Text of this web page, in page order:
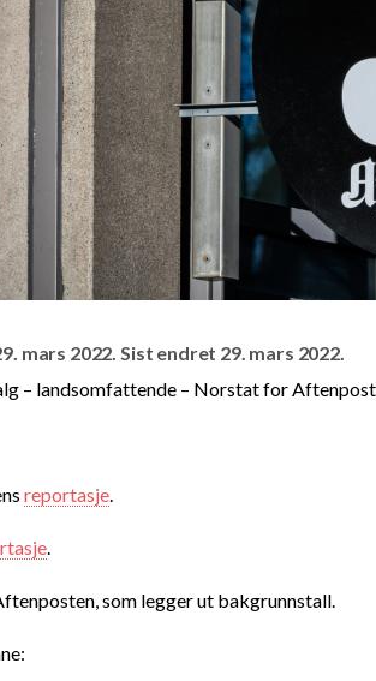
mars 2022. Sist endret 29. mars 2022.
– landsomfattende – Norstat for
reportasje.
.
som legger ut bakgrunnstall.